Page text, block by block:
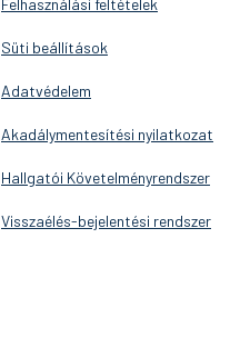
Süti beállítások
Adatvédelem
Akadálymentesítési nyilatkozat
Hallgatói Követelményrendszer
Visszaélés-bejelentési rendszer